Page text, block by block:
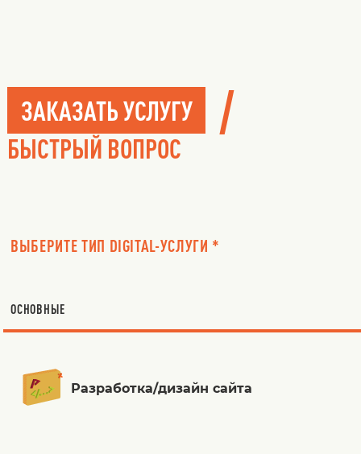
ЗАКАЗАТЬ УСЛУГУ /
БЫСТРЫЙ ВОПРОС
ВЫБЕРИТЕ ТИП DIGITAL-УСЛУГИ *
ОСНОВНЫЕ
Разработка/дизайн сайта